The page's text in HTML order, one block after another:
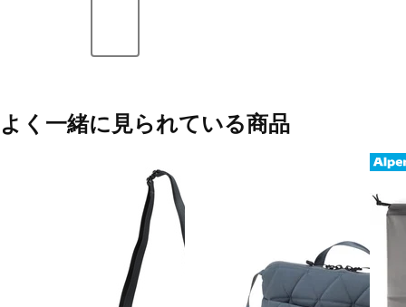
よく一緒に見られている商品